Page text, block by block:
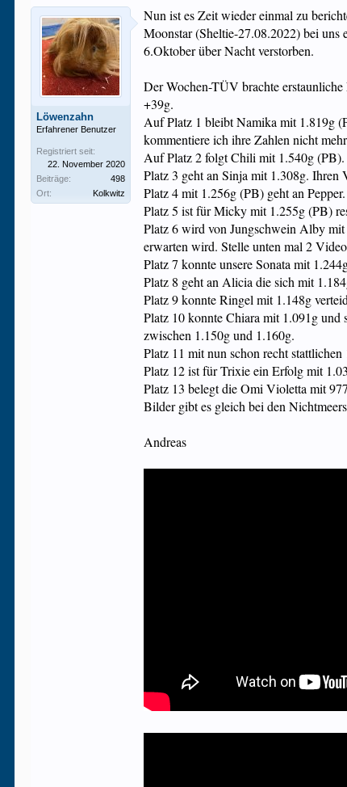
Löwenzahn
Erfahrener Benutzer
Registriert seit:
22. November 2020
Beiträge:
498
Ort:
Kolkwitz
Nun ist es Zeit wieder einmal zu
Moonstar (Sheltie-27.08.2022) bei uns
6.Oktober über Nacht verstorben.
Der Wochen-TÜV brachte
+39g.
Auf Platz 1 bleibt Namika mit 1.819g
kommentiere ich ihre Zahlen nicht
Auf Platz 2 folgt Chili mit 1.540g
Platz 3 geht an Sinja mit 1.308g. Ihren
Platz 4 mit 1.256g (PB) geht an
Platz 5 ist für Micky mit 1.255g (PB)
Platz 6 wird von Jungschwein Alby mit
erwarten wird. Stelle unten mal 2
Platz 7 konnte unsere Sonata mit
Platz 8 geht an Alicia die sich mit
Platz 9 konnte Ringel mit 1.148g
Platz 10 konnte Chiara mit 1.091g und
zwischen 1.150g und 1.160g.
Platz 11 mit nun schon recht
Platz 12 ist für Trixie ein Erfolg mit
Platz 13 belegt die Omi Violetta mit
Bilder gibt es gleich bei den
Andreas